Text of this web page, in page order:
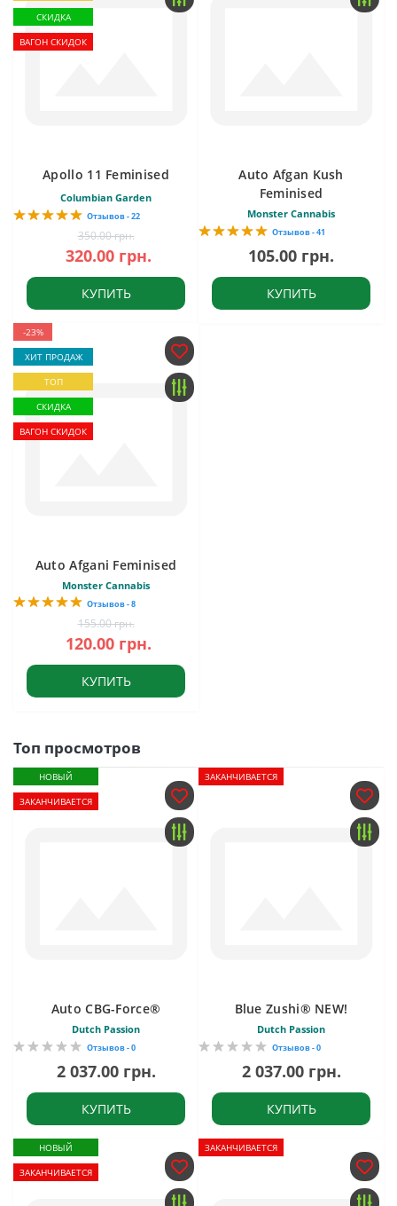
СКИДКА
ВАГОН СКИДОК
Apollo 11 Feminised
Columbian Garden
Отзывов - 22
350.00 грн.
320.00 грн.
КУПИТЬ
Auto Afgan Kush
Feminised
Monster Cannabis
Отзывов - 41
105.00 грн.
КУПИТЬ
-23%
ХИТ ПРОДАЖ
ТОП
СКИДКА
ВАГОН СКИДОК
Auto Afgani Feminised
Monster Cannabis
Отзывов - 8
155.00 грн.
120.00 грн.
КУПИТЬ
Топ просмотров
НОВЫЙ
ЗАКАНЧИВАЕТСЯ
Auto CBG-Force®
Dutch Passion
Отзывов - 0
2 037.00 грн.
КУПИТЬ
ЗАКАНЧИВАЕТСЯ
Blue Zushi® NEW!
Dutch Passion
Отзывов - 0
2 037.00 грн.
КУПИТЬ
НОВЫЙ
ЗАКАНЧИВАЕТСЯ
ЗАКАНЧИВАЕТСЯ